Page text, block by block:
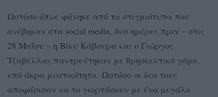
Ωστόσο όπως φάνηκε από τα στιγμιότυπα που
ανέβηκαν στα social media, δυο ημέρες πριν – στις
28 Μαΐου – η Βίκυ Κάβουρα και ο Γιώργος
Τζαβέλλας παντρεύτηκαν με θρησκευτικό γάμο,
υπό άκρα μυστικότητα. Ωστόσο οι δυο τους
αποφάσισαν να το γιορτάσουν με ένα μεγάλο